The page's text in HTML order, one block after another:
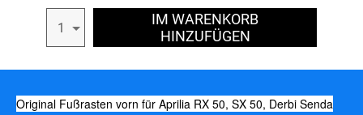
1
IM WARENKORB
HINZUFÜGEN
Original Fußrasten vorn für Aprilia RX 50, SX 50, Derbi Senda